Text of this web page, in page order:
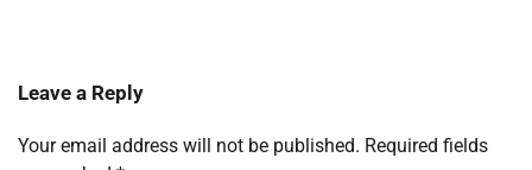
Leave a Reply
Your email address will not be published. Required fields